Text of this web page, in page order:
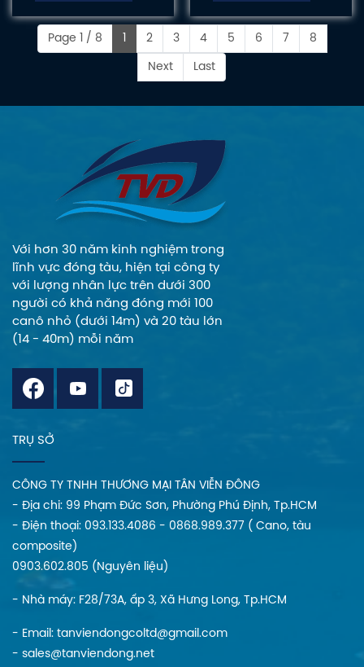
vào hoạt động
phục vụ du khách
trong dịp nghỉ lễ
Đông đã cho ra
mắt model
Catamaran -
chuyển tương đối
tốt, cùng đầy đủ
hiện đại với thiết kế
mang đến cho du
khách những trải
đáng nhớ.
Page 1 / 8 1 2 3 4 5 6 7 8
Next Last
Với hơn 30 năm kinh nghiệm trong
lĩnh vực đóng tàu, hiện tại công ty
với lượng nhân lực trên dưới 300
người có khả năng đóng mới 100
canô nhỏ (dưới 14m) và 20 tàu lớn
(14 - 40m) mỗi năm
TRỤ SỞ
CÔNG TY TNHH THƯƠNG MẠI TÂN VIỄN ĐÔNG
- Địa chi: 99 Phạm Đức Sơn, Phường Phú Định, Tp.HCM
- Điện thoại: 093.133.4086 - 0868.989.377 ( Cano, tàu
composite)
0903.602.805 (Nguyên liệu)
- Nhà máy: F28/73A, ấp 3, Xã Hưng Long, Tp.HCM
- Email: tanviendongcoltd@gmail.com
- sales@tanviendong.net